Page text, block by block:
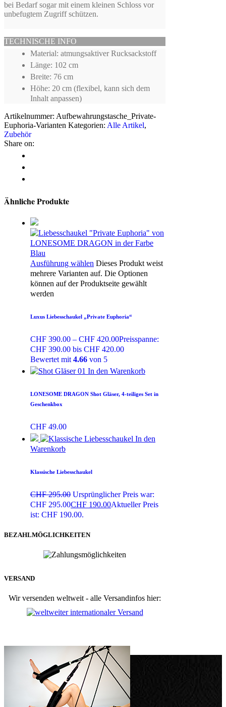
bei Bedarf sogar mit einem kleinen Schloss vor
unbefugtem Zugriff schützen.
TECHNISCHE INFO
Material: atmungsaktiver Rucksackstoff
Länge: 102 cm
Breite: 76 cm
Höhe: 20 cm (flexibel, kann sich dem
Inhalt anpassen)
Artikelnummer: Aufbewahrungstasche_Private-
Euphoria-Varianten Kategorien: Alle Artikel,
Zubehör
Share on:
Ähnliche Produkte
Ausführung wählen Dieses Produkt weist
mehrere Varianten auf. Die Optionen
können auf der Produktseite gewählt
werden
Luxus Liebesschaukel „Private Euphoria“
CHF 390.00 – CHF 420.00Preisspanne:
CHF 390.00 bis CHF 420.00
Bewertet mit 4.66 von 5
In den Warenkorb
LONESOME DRAGON Shot Gläser, 4-teiliges Set in
Geschenkbox
CHF 49.00
In den
Warenkorb
Klassische Liebesschaukel
CHF295.00 Ursprünglicher Preis war:
CHF 295.00CHF 190.00Aktueller Preis
ist: CHF 190.00.
BEZAHLMÖGLICHKEITEN
VERSAND
Wir versenden weltweit - alle Versandinfos hier: